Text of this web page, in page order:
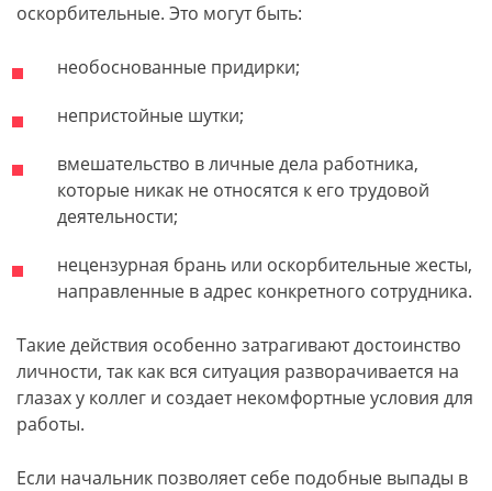
оскорбительные. Это могут быть:
необоснованные придирки;
непристойные шутки;
вмешательство в личные дела работника,
которые никак не относятся к его трудовой
деятельности;
нецензурная брань или оскорбительные жесты,
направленные в адрес конкретного сотрудника.
Такие действия особенно затрагивают достоинство
личности, так как вся ситуация разворачивается на
глазах у коллег и создает некомфортные условия для
работы.
Если начальник позволяет себе подобные выпады в